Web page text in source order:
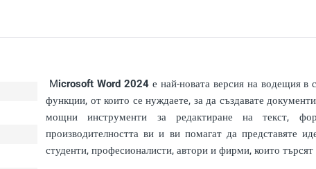
Microsoft Word 2024е най-новата версия на водещия в
функции, от които се нуждаете, за да създавате
мощни инструменти за редактиране на текст,
производителността ви и ви помагат да представяте
студенти, професионалисти, автори и фирми, които